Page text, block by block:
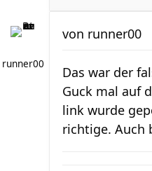
runner00
von runner00
Das war der
Guck mal auf
link wurde
richtige. Auch